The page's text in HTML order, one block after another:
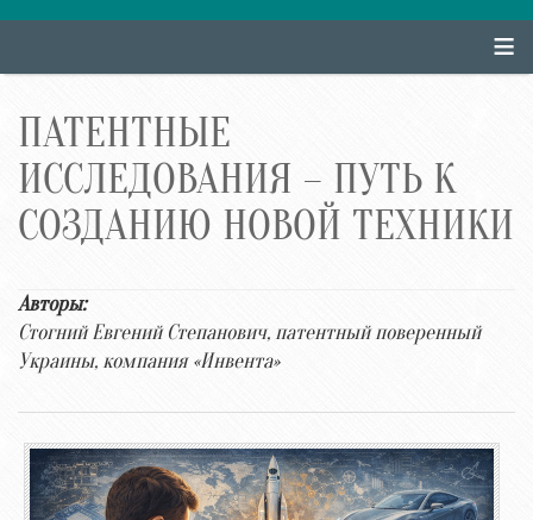
≡
ПАТЕНТНЫЕ
ИССЛЕДОВАНИЯ – ПУТЬ К
СОЗДАНИЮ НОВОЙ ТЕХНИКИ
Авторы:
Стогний Евгений Степанович, патентный поверенный
Украины, компания «Инвента»